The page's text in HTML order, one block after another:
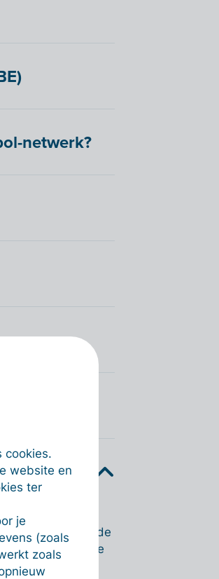
netwerk?
die aan te
Daar kan je de
aangeven om de
cookies.
website en
ter
je
(zoals
zoals